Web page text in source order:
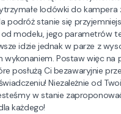
lodówki do kampera
podróż stanie się
od modelu, jego parametrów
idzie jednak w parze z
wykonaniem. Postaw więc na
posłużą Ci bezawaryjnie
Niezależnie od
w stanie
każdego!